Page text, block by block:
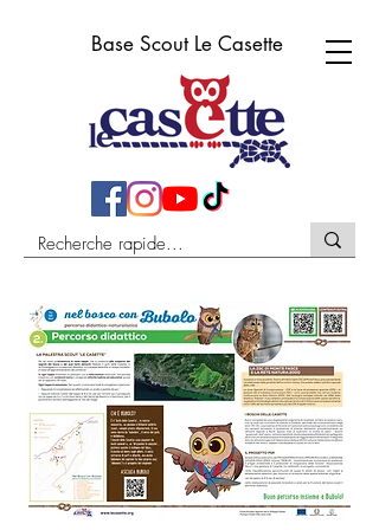
Base Scout Le Casette